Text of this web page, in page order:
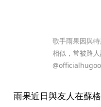
歌手雨果因與
相似，常被路
雨果近日與友人在蘇